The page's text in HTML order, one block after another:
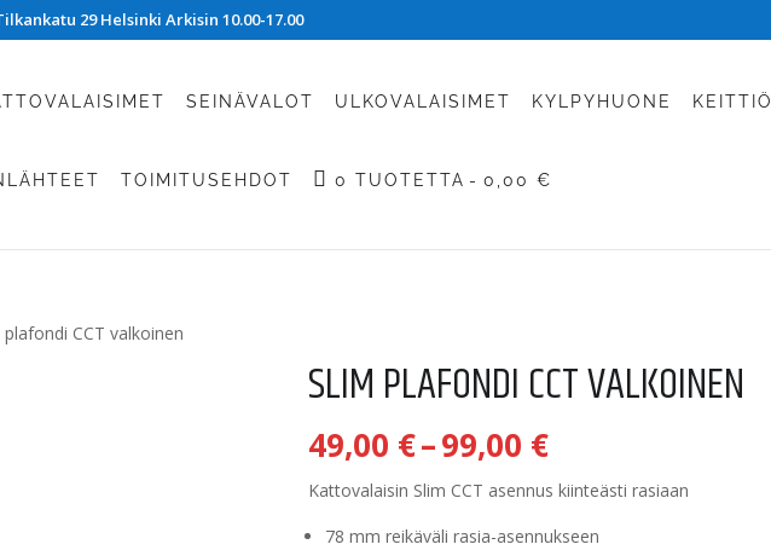
29 Helsinki Arkisin 10.00-17.00
SEINÄVALOT ULKOVALAISIMET KYLPYHUONE KEITTIÖ
TOIMITUSEHDOT 0 TUOTETTA 0,00 €
CCT valkoinen
SLIM PLAFONDI CCT VALKOINEN
49,00 €–99,00 €Hintaluokka:
-
99,00 €
Kattovalaisin Slim CCT asennus kiinteästi rasiaan
78 mm reikäväli rasia-asennukseen